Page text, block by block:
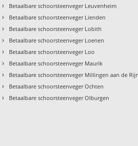
› Betaalbare schoorsteenveger Leuvenheim
› Betaalbare schoorsteenveger Lienden
› Betaalbare schoorsteenveger Lobith
› Betaalbare schoorsteenveger Loenen
› Betaalbare schoorsteenveger Loo
› Betaalbare schoorsteenveger Maurik
› Betaalbare schoorsteenveger Millingen aan de
› Betaalbare schoorsteenveger Ochten
› Betaalbare schoorsteenveger Olburgen